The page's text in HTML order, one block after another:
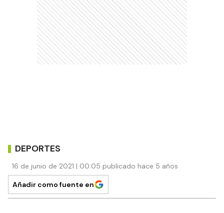
DEPORTES
16 de junio de 2021 | 00:05 publicado hace 5 años
Añadir como fuente en